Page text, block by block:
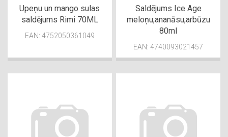
Upeņu un mango sulas
saldējums Rimi 70ML
EAN: 4752050361049
Saldējums Ice Age
meloņu,ananāsu,arbūzu
80ml
EAN: 4740093021457